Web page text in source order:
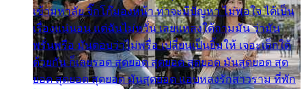
เข้ามหาลัย จิ๊กโก๊มองหน้า ท่าจะมีปัญหา ไม่พอใจ ได้เป็น
เรื่องแน่นอน แต่ฉันไม่หวั่น เลยแหลงใต้ถามมัน ว่ามัน
พรั่นพรือ มันตอบว่าไม่พรื่อ เปลี่ยนเป็นยิ้มให้ เจอะเด็กใต้
ด้วยกัน ก็เลยรอด สุดยอด สุดยอด สุดยอด มันสุดยอด สุด
ยอด สุดยอด สุดยอด มันสุดยอด แอบหลงรักสาวราม ที่พัก